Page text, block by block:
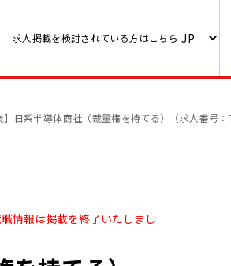
求人掲載を検討されている方はこちら
】日系半導体商社（裁量権を持てる）（求人番号：
情報は掲載を終了いたしまし